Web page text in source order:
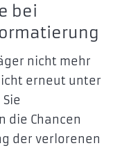
bei
nicht mehr
erneut unter
die Chancen
der verlorenen